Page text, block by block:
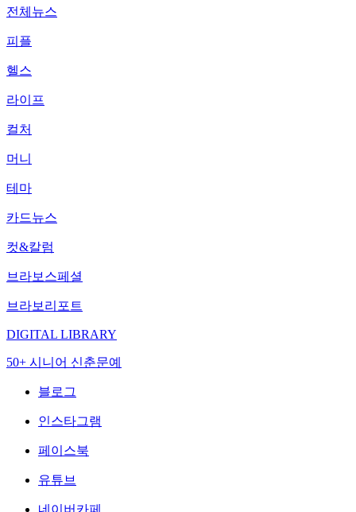
전체뉴스
피플
헬스
라이프
컬처
머니
테마
카드뉴스
컷&칼럼
브라보스페셜
브라보리포트
DIGITAL LIBRARY
50+ 시니어 신춘문예
블로그
인스타그램
페이스북
유튜브